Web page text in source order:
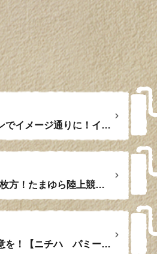
カラーシミュレーションでイメージ通りに！イメージチェンジで新たな発見も！
がんばれ！FCティアモ枚方！たまゆら陸上競技場前に看板設置しました！
塗れない屋根材にご注意を！【ニチハ パミール】【旧松下電工 レサス】【クボタ コロニアルNEO】